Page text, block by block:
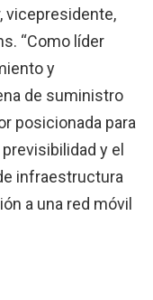
vicepresidente,
“Como líder
y
de suministro
posicionada para
y el
infraestructura
a una red móvil